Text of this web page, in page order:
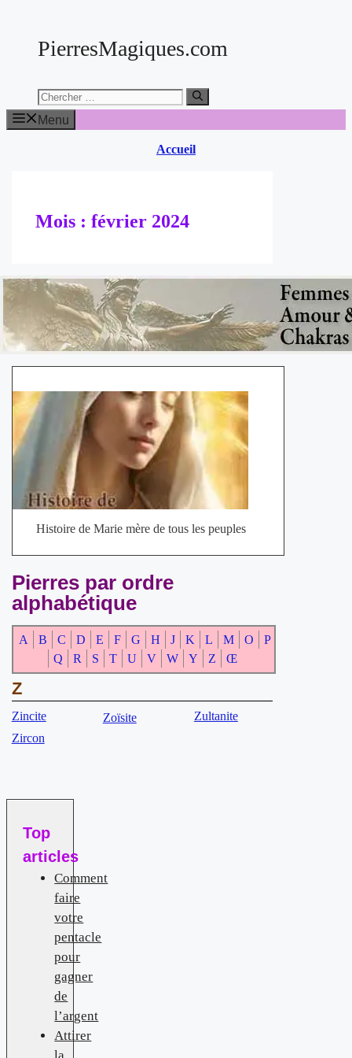
contenuPierresMagiques.com
Chercher:
Menu
Accueil
Mois : février 2024
Histoire de Marie mère de tous les peuples
Pierres par ordre
alphabétique
A B C D E F G H J K L M O
P
Q
R S T U V W Y Z Œ
Z
Zincite
Zircon
Zoïsite Zultanite
Top
articles
Comment
faire
votre
pentacle
pour
gagner
de
l’argent
Attirer